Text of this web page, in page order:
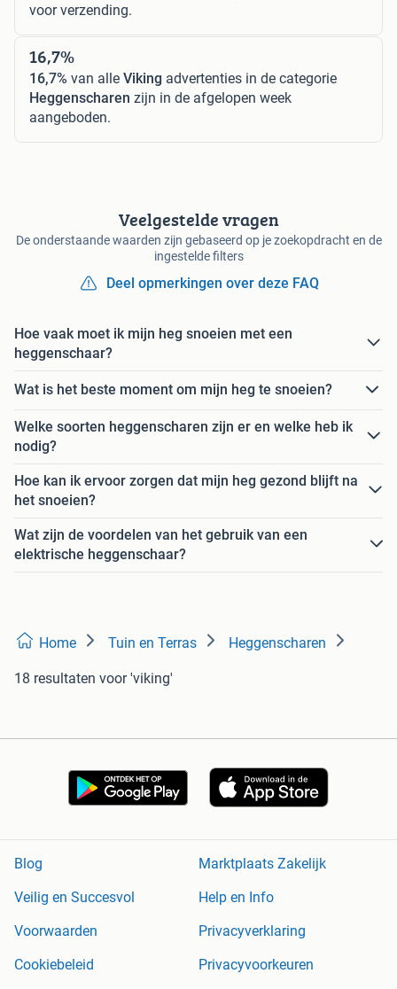
voor verzending.
16,7%
16,7% van alle Viking advertenties in de categorie
Heggenscharen zijn in de afgelopen week
aangeboden.
Veelgestelde vragen
De onderstaande waarden zijn gebaseerd op je zoekopdracht en de
ingestelde filters
Deel opmerkingen over deze FAQ
Hoe vaak moet ik mijn heg snoeien met een
heggenschaar?
Wat is het beste moment om mijn heg te snoeien?
Welke soorten heggenscharen zijn er en welke heb ik
nodig?
Hoe kan ik ervoor zorgen dat mijn heg gezond blijft na
het snoeien?
Wat zijn de voordelen van het gebruik van een
elektrische heggenschaar?
Home Tuin en Terras Heggenscharen
18 resultaten voor 'viking'
Blog
Marktplaats Zakelijk
Veilig en Succesvol
Help en Info
Voorwaarden
Privacyverklaring
Cookiebeleid
Privacyvoorkeuren